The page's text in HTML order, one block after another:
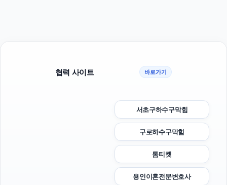
협력 사이트 바로가기
서초구하수구막힘
구로하수구막힘
톰티켓
용인이혼전문변호사